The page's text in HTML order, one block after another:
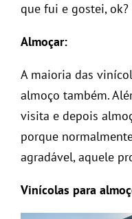
que fui e gostei,
Almoçar:
A maioria das
almoço também.
visita e depois
porque
agradável, aquele
Vinícolas para